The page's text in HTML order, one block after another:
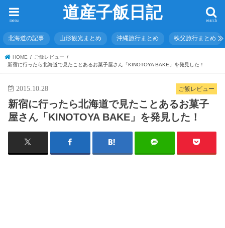
道産子飯日記 search
menu
北海道の記事 山形観光まとめ 沖縄旅行まとめ 秩父旅行まとめ
HOME
ご飯レビュー
新宿に行ったら北海道で見たことあるお菓子屋さん「KINOTOYA BAKE」を発見した！
ご飯レビュー
2015.10.28
新宿に行ったら北海道で見たことあるお菓子
屋さん「KINOTOYA BAKE」を発見した！